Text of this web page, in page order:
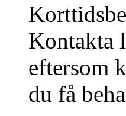
Kontakta
eftersom
du få